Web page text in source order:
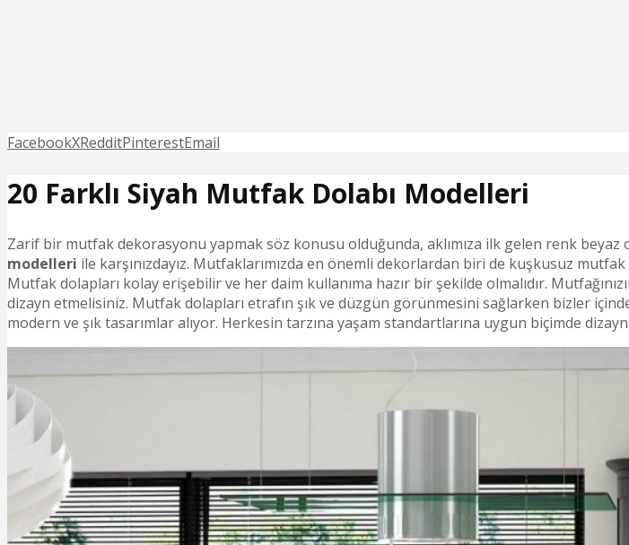
FacebookXRedditPinterestEmail
20 Farklı Siyah Mutfak Dolabı Modelleri
Zarif bir mutfak dekorasyonu yapmak söz konusu olduğunda, aklımıza ilk gelen renk beyaz
modelleri ile karşınızdayız. Mutfaklarımızda en önemli dekorlardan biri de kuşkusuz
Mutfak dolapları kolay erişebilir ve her daim kullanıma hazır bir şekilde olmalıdır.
dizayn etmelisiniz. Mutfak dolapları etrafın şık ve düzgün görünmesini sağlarken bizler
modern ve şık tasarımlar alıyor. Herkesin tarzına yaşam standartlarına uygun biçimde